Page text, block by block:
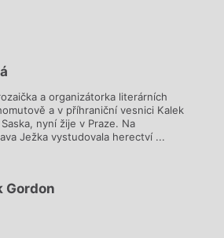
a organizátorka literárních
a v příhraniční vesnici Kalek
nyní žije v Praze. Na
Ježka vystudovala herectví ...
Gordon